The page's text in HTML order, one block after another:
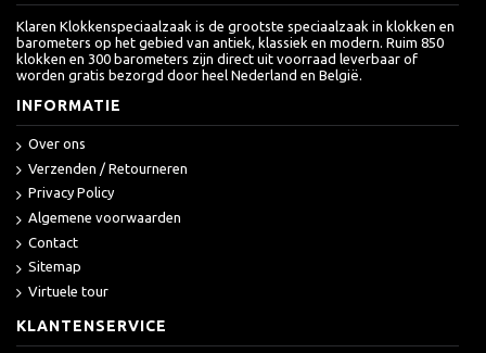
Klaren Klokkenspeciaalzaak is de grootste speciaalzaak in klokken en
barometers op het gebied van antiek, klassiek en modern. Ruim 850
klokken en 300 barometers zijn direct uit voorraad leverbaar of
worden gratis bezorgd door heel Nederland en België.
INFORMATIE
Over ons
Verzenden / Retourneren
Privacy Policy
Algemene voorwaarden
Contact
Sitemap
Virtuele tour
KLANTENSERVICE